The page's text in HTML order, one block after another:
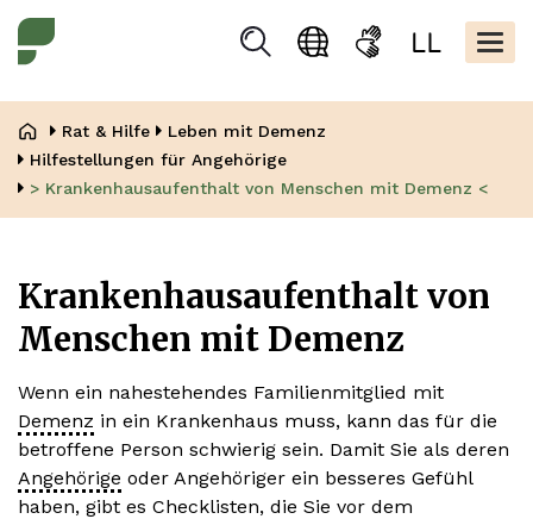
Inhalt
SuchenSprachauswahl
Gebärdensprache
Leicht
Rat & Hilfe
Leben mit Demenz
Hilfestellungen für Angehörige
> Krankenhausaufenthalt von Menschen mit Demenz <
Krankenhaus­aufenthalt von
Menschen mit Demenz
Wenn ein nahestehendes Familienmitglied mit
Demenz in ein Krankenhaus muss, kann das für die
betroffene Person schwierig sein. Damit Sie als deren
Angehörige oder Angehöriger ein besseres Gefühl
haben, gibt es Checklisten, die Sie vor dem